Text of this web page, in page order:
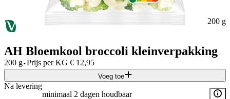
200 g
AH Bloemkool broccoli kleinverpakking
200 g·Prijs per KG € 12,95
Voeg toe
Na levering
minimaal 2 dagen houdbaar